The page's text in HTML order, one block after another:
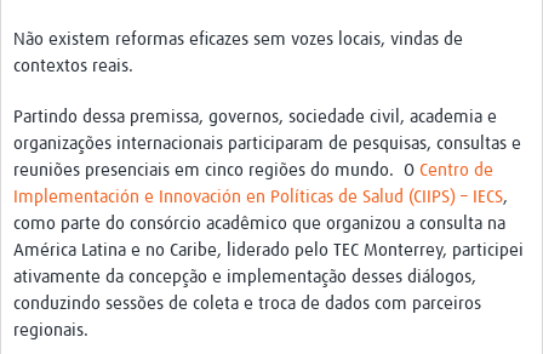
Mapa Interactivo
Impacto
Não existem reformas eficazes sem vozes locais, vindas de
contextos reais.
Partindo dessa premissa, governos, sociedade civil, academia e
organizações internacionais participaram de pesquisas, consultas e
reuniões presenciais em cinco regiões do mundo. O Centro de
Implementación e Innovación en Políticas de Salud (CIIPS) – IECS,
como parte do consórcio acadêmico que organizou a consulta na
América Latina e no Caribe, liderado pelo TEC Monterrey, participei
ativamente da concepção e implementação desses diálogos,
conduzindo sessões de coleta e troca de dados com parceiros
regionais.